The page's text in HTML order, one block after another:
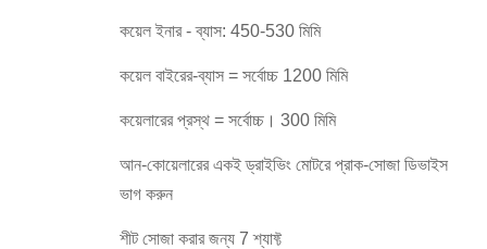
কয়েল ইনার - ব্যাস: 450-530 মিমি
কয়েল বাইরের-ব্যাস = সর্বোচ্চ 1200 মিমি
কয়েলারের প্রস্থ = সর্বোচ্চ। 300 মিমি
আন-কোয়েলারের একই ড্রাইভিং মোটরে প্রাক-সোজা ডিভাইস
ভাগ করুন
শীট সোজা করার জন্য 7 শ্যাফ্ট